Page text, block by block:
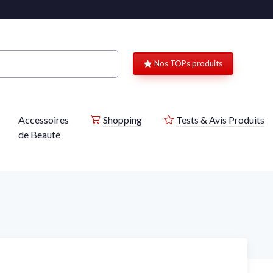
Nos TOPs produits
Accessoires
de Beauté
Shopping Tests & Avis Produits